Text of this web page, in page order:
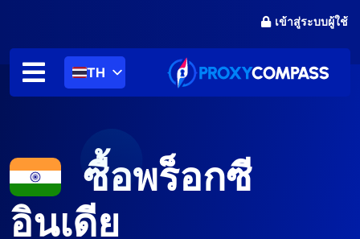
เนื้อหา
เข้าสู่ระบบผู้ใช้
TH
ซื้อพร็อกซี
อินเดีย